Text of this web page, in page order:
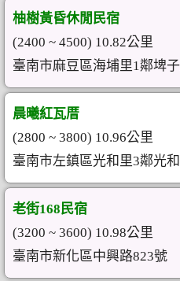
柚樹黃昏休閒民宿
(2400 ~ 4500) 10.82公里
臺南市麻豆區海埔里1鄰埤
晨曦紅瓦厝
(2800 ~ 3800) 10.96公里
臺南市左鎮區光和里3鄰光
老街168民宿
(3200 ~ 3600) 10.98公里
臺南市新化區中興路823號